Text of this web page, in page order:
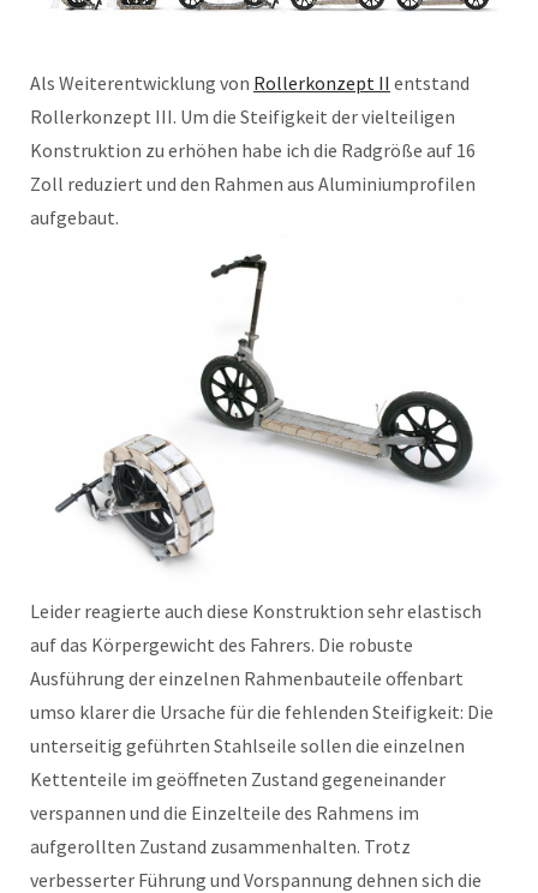
Als Weiterentwicklung von Rollerkonzept II entstand
Rollerkonzept III. Um die Steifigkeit der vielteiligen
Konstruktion zu erhöhen habe ich die Radgröße auf 16
Zoll reduziert und den Rahmen aus Aluminiumprofilen
aufgebaut.
Leider reagierte auch diese Konstruktion sehr elastisch
auf das Körpergewicht des Fahrers. Die robuste
Ausführung der einzelnen Rahmenbauteile offenbart
umso klarer die Ursache für die fehlenden Steifigkeit: Die
unterseitig geführten Stahlseile sollen die einzelnen
Kettenteile im geöffneten Zustand gegeneinander
verspannen und die Einzelteile des Rahmens im
aufgerollten Zustand zusammenhalten. Trotz
verbesserter Führung und Vorspannung dehnen sich die